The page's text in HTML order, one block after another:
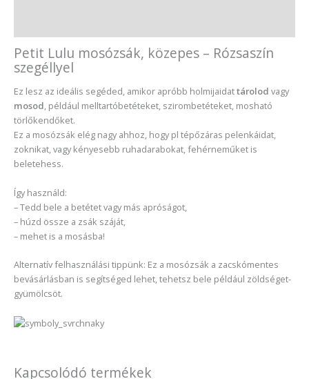
Petit Lulu mosózsák, közepes – Rózsaszín
szegéllyel
Ez lesz az ideális segéded, amikor apróbb holmijaidattárolod vagy
mosod, például melltartóbetéteket, szirombetéteket, mosható
törlőkendőket.
Ez a mosózsák elég nagy ahhoz, hogy pl tépőzáras pelenkáidat,
zoknikat, vagy kényesebb ruhadarabokat, fehérneműket is
beletehess.
Így használd:
– Tedd bele a betétet vagy más apróságot,
– húzd össze a zsák száját,
– mehet is a mosásba!
Alternatív felhasználási tippünk: Ez a mosózsák a zacskómentes
bevásárlásban is segítséged lehet, tehetsz bele például zöldséget-
gyümölcsöt.
Kapcsolódó termékek